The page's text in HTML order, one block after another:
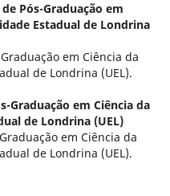
Pós-Graduação em
Estadual de Londrina
em Ciência da
de Londrina (UEL).
Graduação em Ciência da
de Londrina (UEL)
em Ciência da
de Londrina (UEL).